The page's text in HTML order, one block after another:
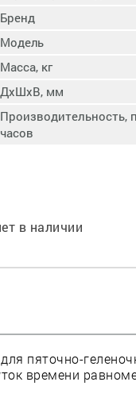
Бренд
Модель
Масса, кг
ДхШхВ, мм
Производительность,
часов
в наличии
пяточно-
времени